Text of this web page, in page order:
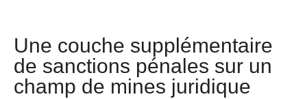
Une couche supplémentaire
de sanctions pénales sur un
champ de mines juridique